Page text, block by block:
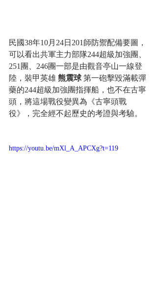
民國38年10月24日201師防禦配備要圖，
可以看出共軍主力部隊244超級加強團、
251團、246團一部是由觀音亭山一線登
陸，裝甲英雄 熊震球 第一砲擊毀滿載彈
藥的244超級加強團指揮船，也不在古寧
頭，將這場戰役變異為《古寧頭戰
役》，完全經不起歷史的考證與考驗。
https://youtu.be/mXl_A_APCXg?t=119